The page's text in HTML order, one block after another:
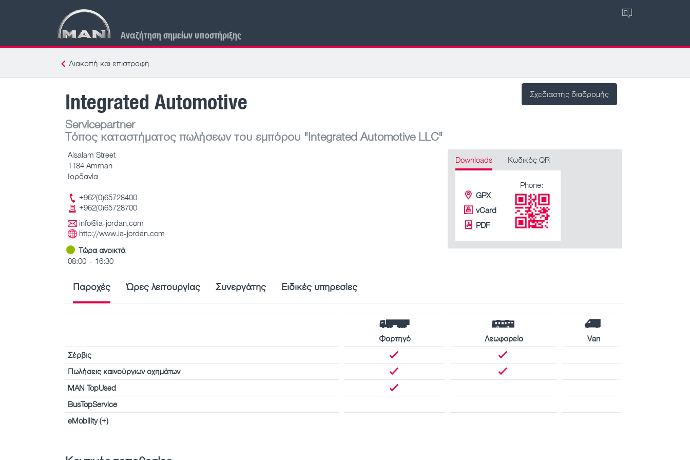
Αναζήτηση σημείων υποστήριξης
EL
Διακοπή και επιστροφή
Σχεδιαστής διαδρομής
Integrated Automotive
Servicepartner
Τόπος καταστήματος πωλήσεων του εμπόρου "Integrated Automotive LLC"
Alsalam Street
1184 Amman
Ιορδανία
+962(0)65728400
+962(0)65728700
info@ia-jordan.com
http://www.ia-jordan.com
Τώρα ανοικτά
08:00 – 16:30
Downloads Κωδικός QR
GPX
vCard
PDF
Phone:
Παροχές Ώρες λειτουργίας Συνεργάτης Ειδικές υπηρεσίες
Φορτηγό Λεωφορείο
Van
Σέρβις
Πωλήσεις καινούργιων οχημάτων
MAN TopUsed
BusTopService
eMobility (+)